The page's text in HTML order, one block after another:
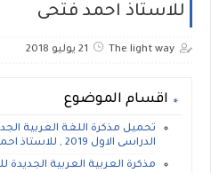
للاستاذ احمد فتحى
The light way 21 يوليو 2018
اقسام الموضوع
تحميل مذكرة اللغة العربية
الدراسى الاول 2019 , للاستاذ احمد فتحى
مذكرة العربية العربية الجديدة